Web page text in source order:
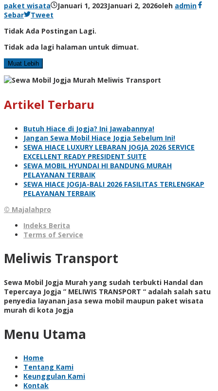
paket wisata
Januari 1, 2023Januari 2, 2026oleh admin
Sebar
Tweet
Tidak Ada Postingan Lagi.
Tidak ada lagi halaman untuk dimuat.
Muat Lebih
Artikel Terbaru
Butuh Hiace di Jogja? Ini Jawabannya!
Jangan Sewa Mobil Hiace Jogja Sebelum Ini!
SEWA HIACE LUXURY LEBARAN JOGJA 2026 SERVICE
EXCELLENT READY PRESIDENT SUITE
SEWA MOBIL HYUNDAI HI BANDUNG MURAH
PELAYANAN TERBAIK
SEWA HIACE JOGJA-BALI 2026 FASILITAS TERLENGKAP
PELAYANAN TERBAIK
© Majalahpro
Indeks Berita
Terms of Service
Meliwis Transport
Sewa Mobil Jogja Murah yang sudah terbukti Handal dan
Tepercaya Jogja ” MELIWIS TRANSPORT “ adalah salah satu
penyedia layanan jasa sewa mobil maupun paket wisata
murah di kota Jogja
Menu Utama
Home
Tentang Kami
Keunggulan Kami
Kontak